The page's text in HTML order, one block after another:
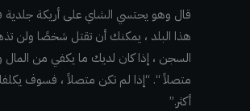
قال وهو يحتسي الشاي على أريكة جلدية
هذا البلد ، يمكنك أن تقتل شخصًا ولن
السجن ، إذا كان لديك ما يكفي من المال
متصلاً “. “إذا لم تكن متصلاً ، فسوف
أكثر.”